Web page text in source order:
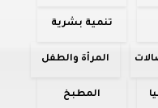
تنمية بشرية
المرأة والطفل
المطبخ